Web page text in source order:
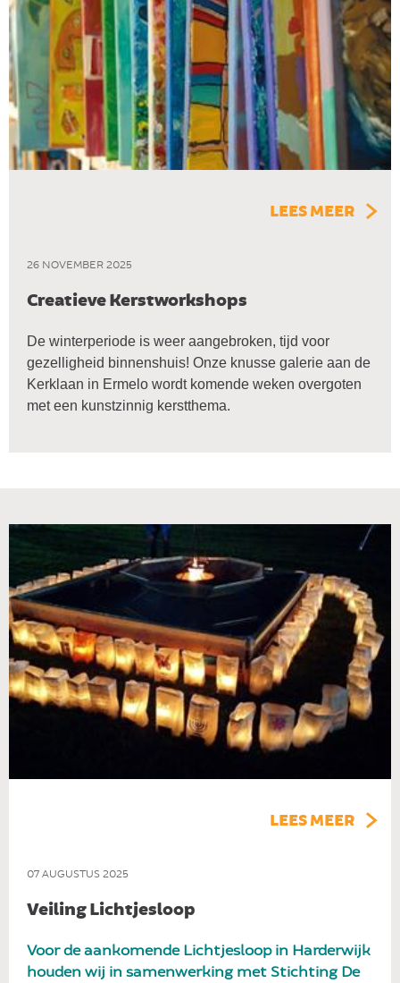
26 NOVEMBER 2025
Creatieve Kerstworkshops
De winterperiode is weer aangebroken, tijd voor
gezelligheid binnenshuis! Onze knusse galerie aan de
Kerklaan in Ermelo wordt komende weken overgoten
met een kunstzinnig kerstthema.
LEES MEER
07 AUGUSTUS 2025
Veiling Lichtjesloop
Voor de aankomende Lichtjesloop in Harderwijk
houden wij in samenwerking met Stichting De
LEES MEER